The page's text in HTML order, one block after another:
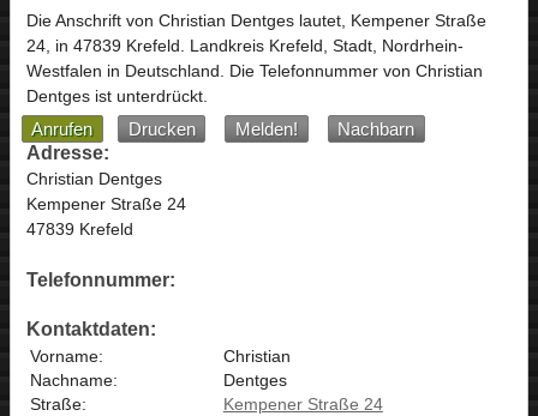
Die Anschrift von Christian Dentgeslautet, Kempener Straße
24, in 47839 Krefeld. Landkreis Krefeld, Stadt, Nordrhein-
Westfalen in Deutschland. Die Telefonnummer von Christian
Dentges ist unterdrückt.
Anrufen Drucken Melden!
Nachbarn
Adresse:
Christian Dentges
Kempener Straße 24
47839 Krefeld
Telefonnummer:
Kontaktdaten:
Vorname:
Christian
Nachname:
Dentges
Straße:
Kempener Straße 24